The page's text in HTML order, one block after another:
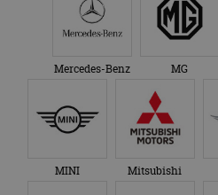
Mercedes-Benz MG
MINI Mitsubishi